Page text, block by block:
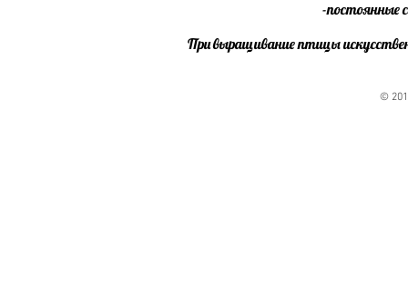
-постоянные
При выращивание птицы
©